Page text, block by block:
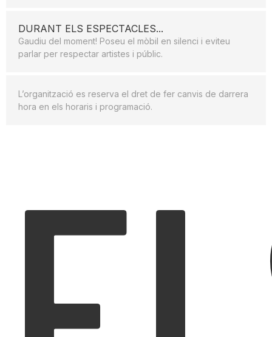
DURANT ELS ESPECTACLES...
Gaudiu del moment! Poseu el mòbil en silenci i eviteu
parlar per respectar artistes i públic.
L’organització es reserva el dret de fer canvis de darrera
hora en els horaris i programació.